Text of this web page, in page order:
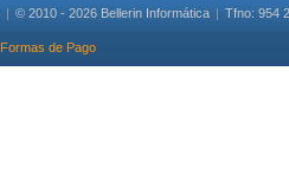
| © 2010 - 2026 Bellerin Informática | Tfno: 954
Formas de Pago